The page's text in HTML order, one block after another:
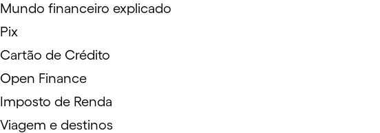
Mundo financeiro explicado
Pix
Cartão de Crédito
Open Finance
Imposto de Renda
Viagem e destinos